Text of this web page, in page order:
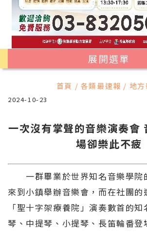
展開選單
首頁 / 各類最速報 / 地方
2024-10-23
一次沒有掌聲的音樂演奏會
場卻樂此不疲
一群畢業於世界知名音樂學院
來到小鎮舉辦音樂會，而在社團的
「聖十字架療養院」演奏數首的
琴、中提琴、小提琴、長笛輪番登